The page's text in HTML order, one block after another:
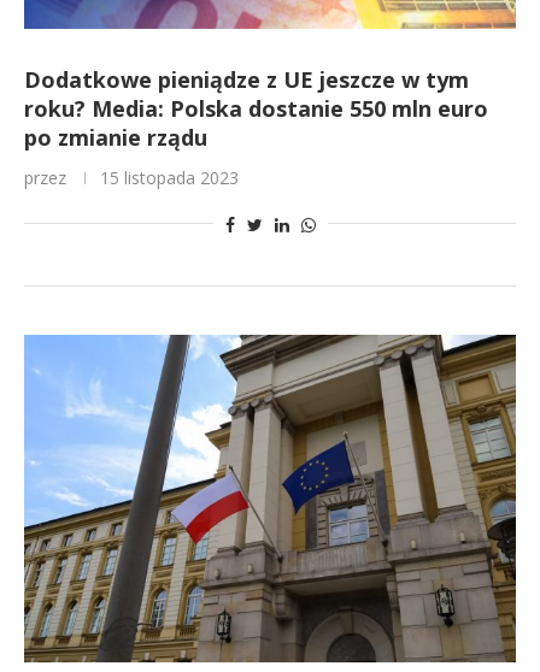
Dodatkowe pieniądze z UE jeszcze w tym
roku? Media: Polska dostanie 550 mln euro
po zmianie rządu
przez 15 listopada 2023